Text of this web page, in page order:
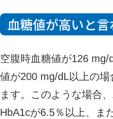
血糖値が高いと
空腹時血糖値が126
値が200 mg/dL以上の
ます。このような場合
HbA1cが6.5％以上、ま